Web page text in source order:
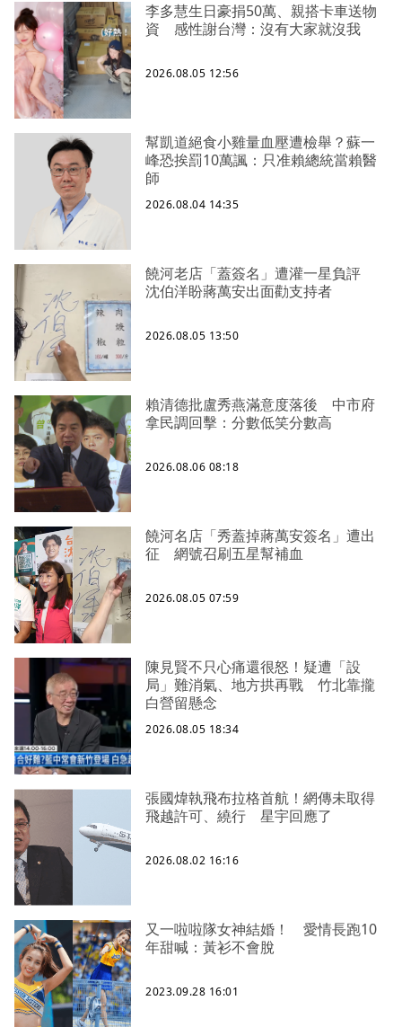
李多慧生日豪捐50萬、親搭卡車送物
資 感性謝台灣：沒有大家就沒我
2026.08.05 12:56
幫凱道絕食小雞量血壓遭檢舉？蘇一
峰恐挨罰10萬諷：只准賴總統當賴醫
師
2026.08.04 14:35
饒河老店「蓋簽名」遭灌一星負評
沈伯洋盼蔣萬安出面勸支持者
2026.08.05 13:50
賴清德批盧秀燕滿意度落後 中市府
拿民調回擊：分數低笑分數高
2026.08.06 08:18
饒河名店「秀蓋掉蔣萬安簽名」遭出
征 網號召刷五星幫補血
2026.08.05 07:59
陳見賢不只心痛還很怒！疑遭「設
局」難消氣、地方拱再戰 竹北靠攏
白營留懸念
2026.08.05 18:34
張國煒執飛布拉格首航！網傳未取得
飛越許可、繞行 星宇回應了
2026.08.02 16:16
又一啦啦隊女神結婚！ 愛情長跑10
年甜喊：黃衫不會脫
2023.09.28 16:01